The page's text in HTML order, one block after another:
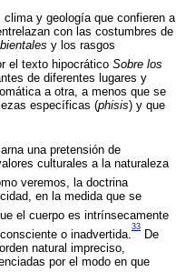
y geología que confieren a
con las costumbres de
y los rasgos
el texto hipocrático Sobre los
de diferentes lugares y
a otra, a menos que se
específicas (phisis) y que
una pretensión de
culturales a la naturaleza
veremos, la doctrina
en la medida que se
el cuerpo es intrínsecamente
o inadvertida.
33
De
natural impreciso,
por el modo en que